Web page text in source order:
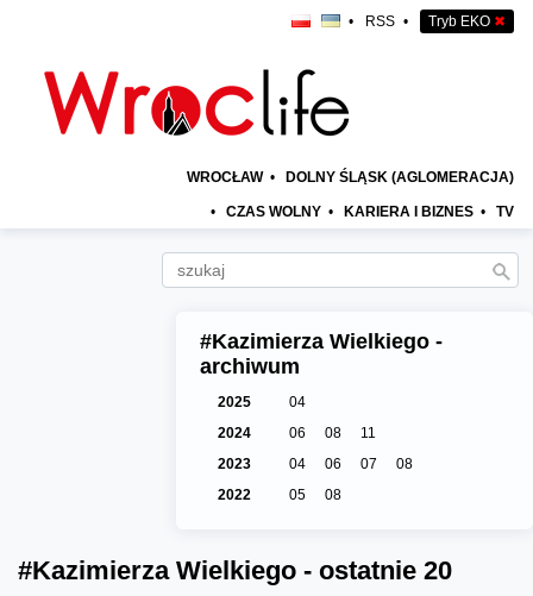
• RSS • Tryb EKO ✖
WROCŁAW • DOLNY ŚLĄSK (AGLOMERACJA)
• CZAS WOLNY • KARIERA I BIZNES • TV
#Kazimierza Wielkiego -
archiwum
2025
04
2024
06 08
11
2023
04 06 07
08
2022
05 08
#Kazimierza Wielkiego - ostatnie 20